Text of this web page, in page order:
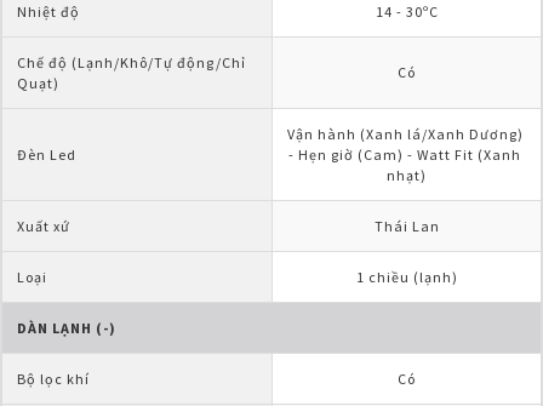
Nhiệt độ 14 - 30ºC
Chế độ (Lạnh/Khô/Tự động/Chỉ
Quạt)
Có
Đèn Led
Vận hành (Xanh lá/Xanh Dương)
- Hẹn giờ (Cam) - Watt Fit (Xanh
nhạt)
Xuất xứ Thái Lan
Loại 1 chiều (lạnh)
DÀN LẠNH (-)
Bộ lọc khí Có